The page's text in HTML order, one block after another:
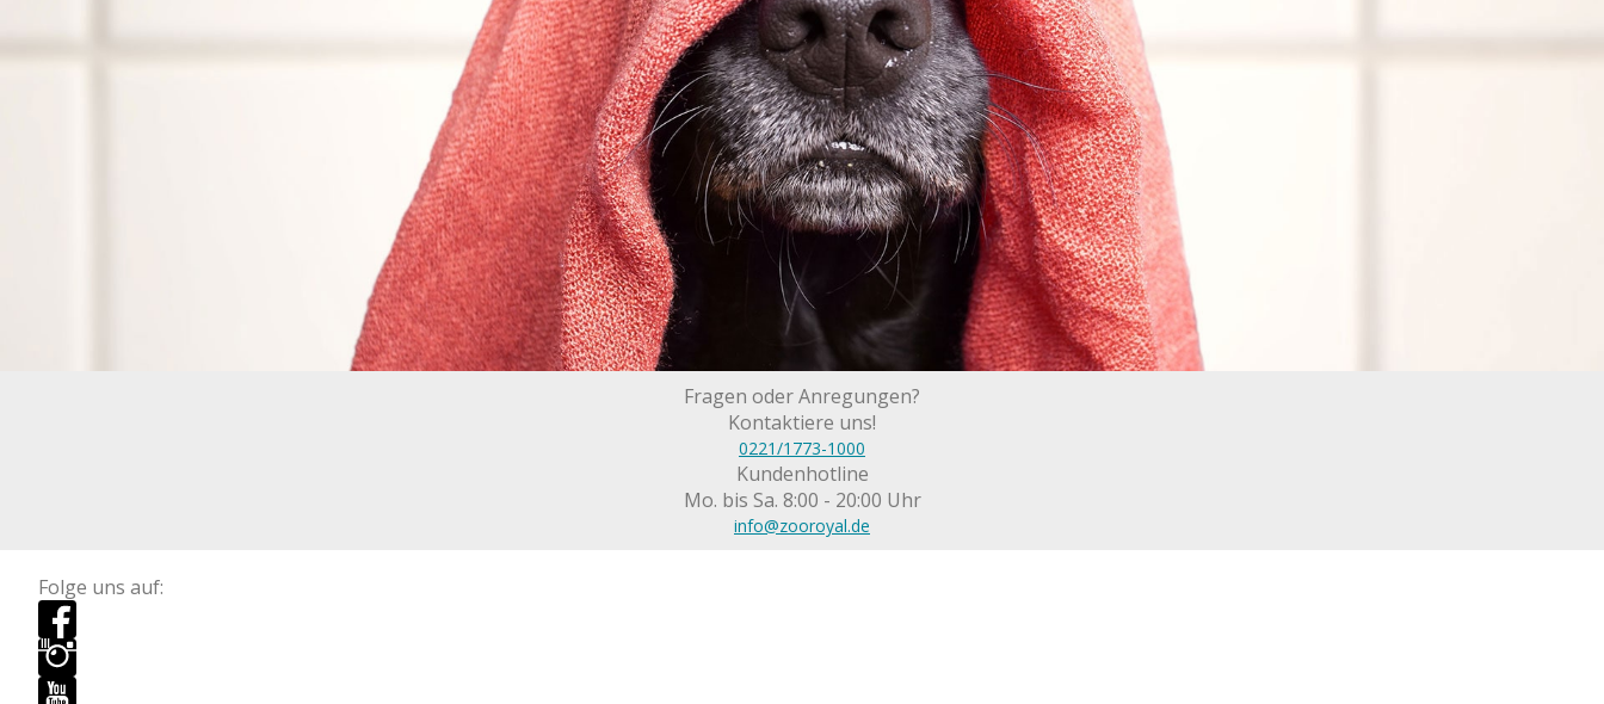
Fragen oder Anregungen?
Kontaktiere uns!
0221/1773-1000
Kundenhotline
Mo. bis Sa. 8:00 - 20:00 Uhr
info@zooroyal.de
Folge uns auf: